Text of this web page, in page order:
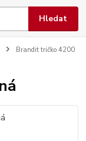
Hledat
Brandit tričko 4200